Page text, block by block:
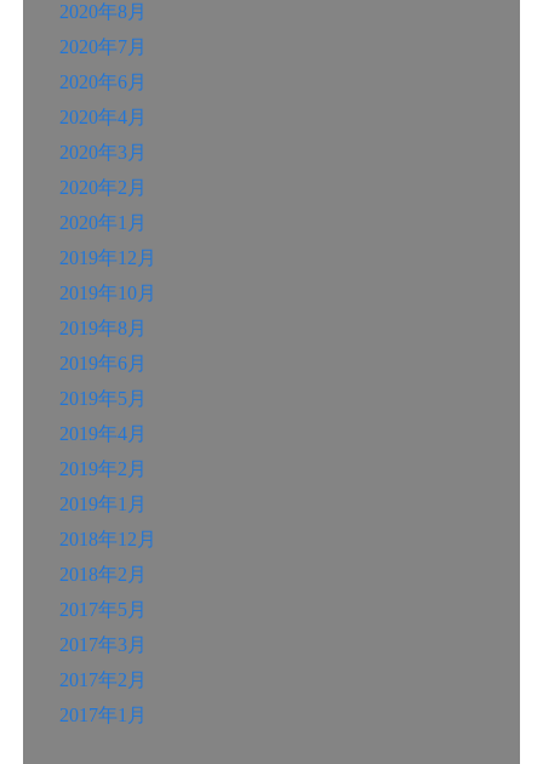
2020年8月
2020年7月
2020年6月
2020年4月
2020年3月
2020年2月
2020年1月
2019年12月
2019年10月
2019年8月
2019年6月
2019年5月
2019年4月
2019年2月
2019年1月
2018年12月
2018年2月
2017年5月
2017年3月
2017年2月
2017年1月